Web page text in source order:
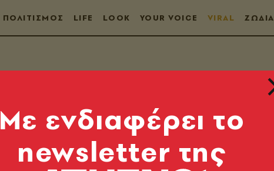
ΠΟΛΙΤΙΣΜΟΣ LIFE LOOK YOUR VOICE VIRAL ΖΩΔΙΑ
Mε ενδιαφέρει το
newsletter της